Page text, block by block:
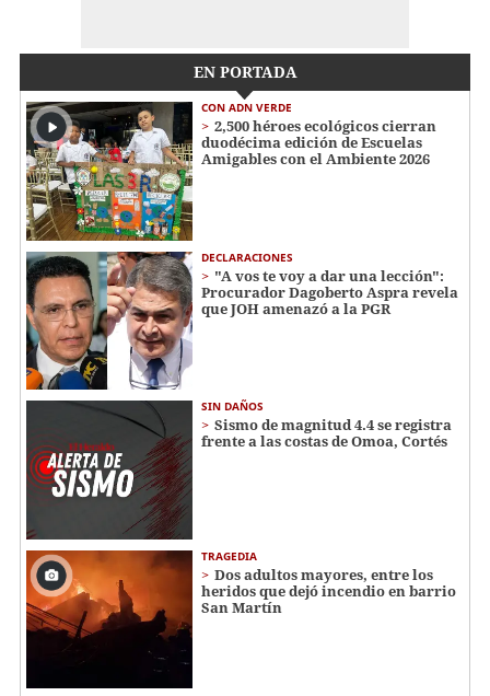
EN PORTADA
CON ADN VERDE
2,500 héroes ecológicos cierran
duodécima edición de Escuelas
Amigables con el Ambiente 2026
DECLARACIONES
"A vos te voy a dar una lección":
Procurador Dagoberto Aspra revela
que JOH amenazó a la PGR
SIN DAÑOS
Sismo de magnitud 4.4 se registra
frente a las costas de Omoa, Cortés
TRAGEDIA
Dos adultos mayores, entre los
heridos que dejó incendio en barrio
San Martín